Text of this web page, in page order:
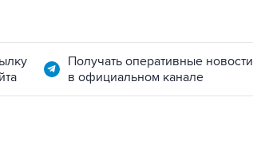
Получать оперативные новости
в официальном канале